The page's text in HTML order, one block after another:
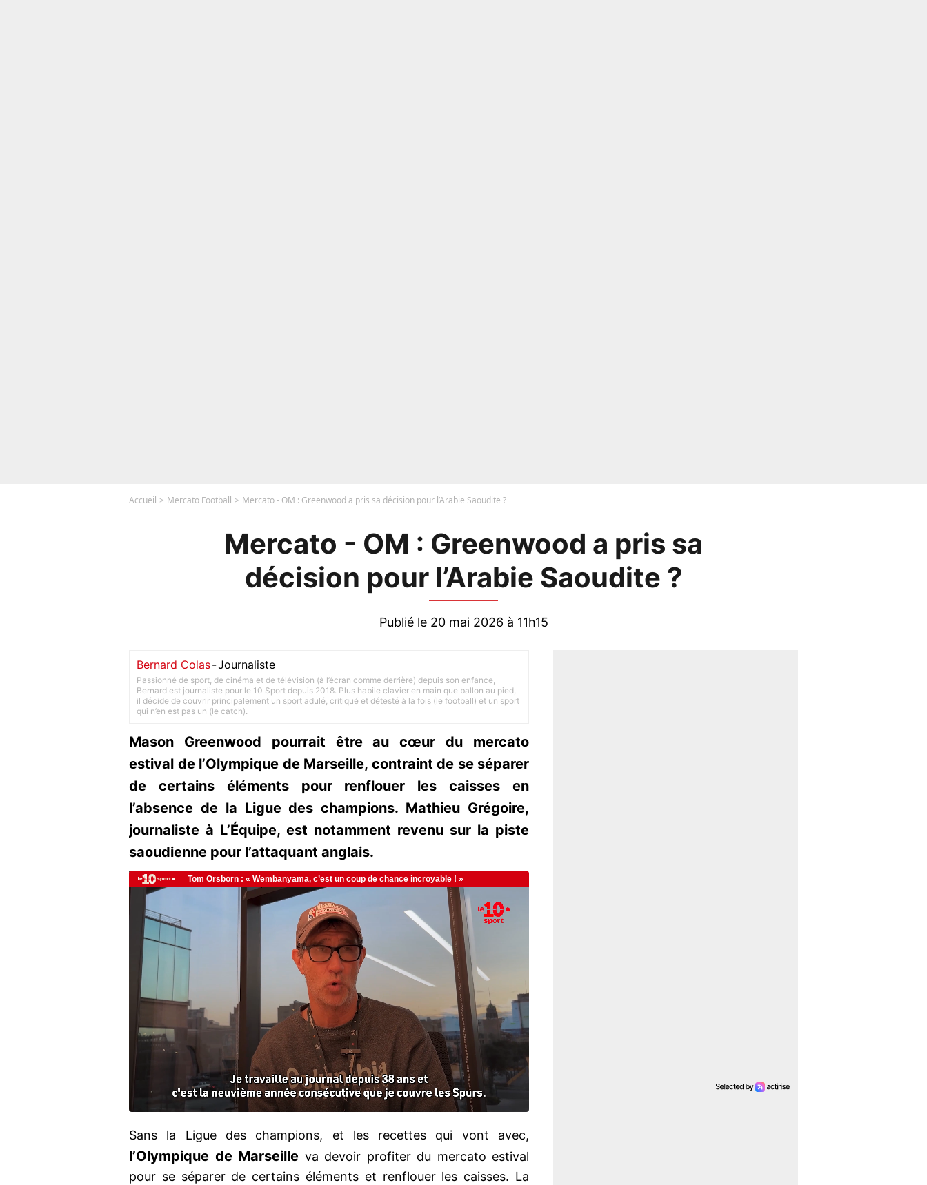
Accueil Mercato Football Mercato - OM : Greenwood a pris sa décision pour l’Arabie Saoudite ?
Mercato - OM : Greenwood a pris sa
décision pour l’Arabie Saoudite ?
Publié le 20 mai 2026 à 11h15
Bernard Colas-Journaliste
Passionné de sport, de cinéma et de télévision (à l’écran comme derrière) depuis son enfance,
Bernard est journaliste pour le 10 Sport depuis 2018. Plus habile clavier en main que ballon au pied,
il décide de couvrir principalement un sport adulé, critiqué et détesté à la fois (le football) et un sport
qui n’en est pas un (le catch).
Mason Greenwood pourrait être au cœur du mercato
estival de l’Olympique de Marseille, contraint de se séparer
de certains éléments pour renflouer les caisses en
l’absence de la Ligue des champions. Mathieu Grégoire,
journaliste à L’Équipe, est notamment revenu sur la piste
saoudienne pour l’attaquant anglais.
Sans la Ligue des champions, et les recettes qui vont avec,
l’Olympique de Marseille va devoir profiter du mercato estival
pour se séparer de certains éléments et renflouer les caisses. La